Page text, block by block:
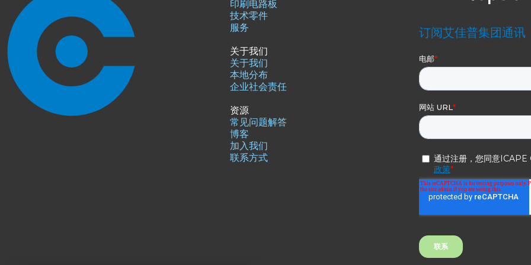
印刷电路板
技术零件
服务
关于我们
关于我们
本地分布
企业社会责任
资源
常见问题解答
博客
加入我们
联系方式